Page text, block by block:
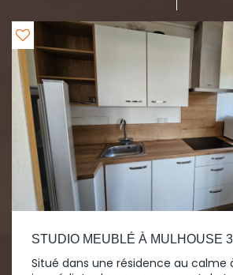
Situé dans une résidence au calme